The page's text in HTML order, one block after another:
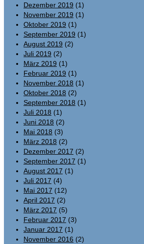
Dezember 2019 (1)
November 2019 (1)
Oktober 2019 (1)
September 2019 (1)
August 2019 (2)
Juli 2019 (2)
März 2019 (1)
Februar 2019 (1)
November 2018 (1)
Oktober 2018 (2)
September 2018 (1)
Juli 2018 (1)
Juni 2018 (2)
Mai 2018 (3)
März 2018 (2)
Dezember 2017 (2)
September 2017 (1)
August 2017 (1)
Juli 2017 (4)
Mai 2017 (12)
April 2017 (2)
März 2017 (5)
Februar 2017 (3)
Januar 2017 (1)
November 2016 (2)